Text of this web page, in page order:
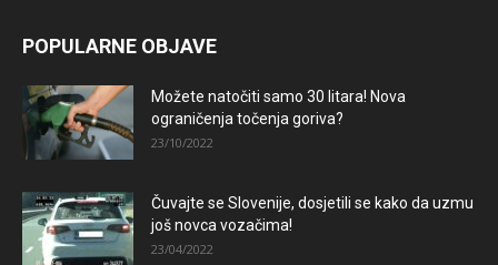
POPULARNE OBJAVE
Možete natočiti samo 30 litara! Nova
ograničenja točenja goriva?
23/10/2022
Čuvajte se Slovenije, dosjetili se kako da uzmu
još novca vozačima!
23/04/2022